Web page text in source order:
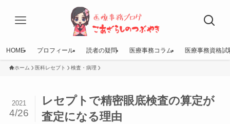
HOME プロフィール 読者の疑問 医療事務コラム 医療事務資格試
ホーム 医科レセプト 検査・病理
レセプトで精密眼底検査の算定が
査定になる理由
2021
4/26